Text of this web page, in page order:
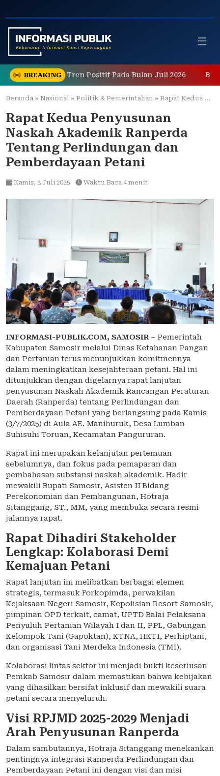
to
content
BREAKINGTren Positif Pada Bulan Juli 2026 Berawal
Beranda » Nasional » Politik & Pemerintahan » Rapat Kedua Penyusunan Naskah Akademik Ranperda Tentang Perlindungan dan Pemberdayaan Petani
Rapat Kedua Penyusunan
Naskah Akademik Ranperda
Tentang Perlindungan dan
Pemberdayaan Petani
Kamis, 3 Juli 2025 Waktu Baca 4 menit
INFORMASI-PUBLIK.COM, SAMOSIR – Pemerintah
Kabupaten Samosir melalui Dinas Ketahanan Pangan
dan Pertanian terus menunjukkan komitmennya
dalam meningkatkan kesejahteraan petani. Hal ini
ditunjukkan dengan digelarnya rapat lanjutan
penyusunan Naskah Akademik Rancangan Peraturan
Daerah (Ranperda) tentang Perlindungan dan
Pemberdayaan Petani yang berlangsung pada Kamis
(3/7/2025) di Aula AE. Manihuruk, Desa Lumban
Suhisuhi Toruan, Kecamatan Pangururan.
Rapat ini merupakan kelanjutan pertemuan
sebelumnya, dan fokus pada pemaparan dan
pembahasan substansi naskah akademik. Hadir
mewakili Bupati Samosir, Asisten II Bidang
Perekonomian dan Pembangunan, Hotraja
Sitanggang, ST., MM, yang membuka secara resmi
jalannya rapat.
Rapat Dihadiri Stakeholder
Lengkap: Kolaborasi Demi
Kemajuan Petani
Rapat lanjutan ini melibatkan berbagai elemen
strategis, termasuk Forkopimda, perwakilan
Kejaksaan Negeri Samosir, Kepolisian Resort Samosir,
pimpinan OPD terkait, camat, UPTD Balai Pelaksana
Penyuluh Pertanian Wilayah I dan II, PPL, Gabungan
Kelompok Tani (Gapoktan), KTNA, HKTI, Perhiptani,
dan organisasi Tani Merdeka Indonesia (TMI).
Kolaborasi lintas sektor ini menjadi bukti keseriusan
Pemkab Samosir dalam memastikan bahwa kebijakan
yang dihasilkan bersifat inklusif dan mewakili suara
petani secara menyeluruh.
Visi RPJMD 2025-2029 Menjadi
Arah Penyusunan Ranperda
Dalam sambutannya, Hotraja Sitanggang menekankan
pentingnya integrasi Ranperda Perlindungan dan
Pemberdayaan Petani ini dengan visi dan misi